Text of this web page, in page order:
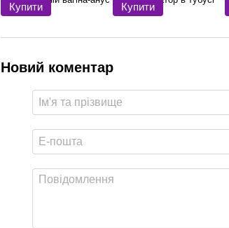
Купити Купити
Новий коментар